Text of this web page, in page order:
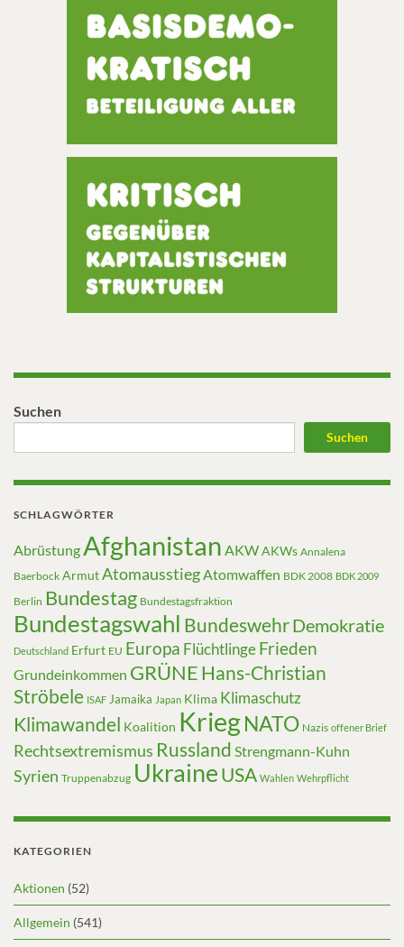
Suchen
Suchen
SCHLAGWÖRTER
AbrüstungAfghanistan AKWAKWs Annalena
Baerbock ArmutAtomausstiegAtomwaffen BDK 2008 BDK 2009
Berlin Bundestag Bundestagsfraktion
Bundestagswahl BundeswehrDemokratie
Deutschland Erfurt EU Europa FlüchtlingeFrieden
Grundeinkommen GRÜNE Hans-Christian
Ströbele ISAF Jamaika Japan Klima Klimaschutz
Klimawandel Koalition KriegNATO Nazis offener Brief
Rechtsextremismus Russland Strengmann-Kuhn
Syrien Truppenabzug UkraineUSA Wahlen Wehrpflicht
KATEGORIEN
Aktionen (52)
Allgemein (541)